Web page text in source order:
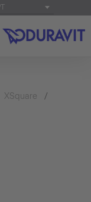
XSquare